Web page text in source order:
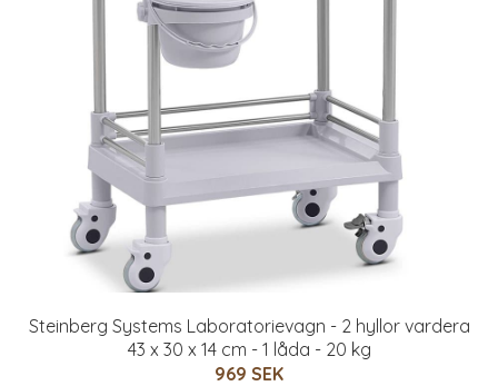
Steinberg Systems Laboratorievagn - 2 hyllor vardera
43 x 30 x 14 cm - 1 låda - 20 kg
969 SEK